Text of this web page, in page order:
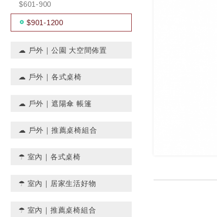
$601-900
$901-1200
☁ 戶外｜公園 大空間佈置
☁ 戶外｜各式桌椅
☁ 戶外｜遮陽傘 帳篷
☁ 戶外｜推薦桌椅組合
☂ 室內｜各式桌椅
☂ 室內｜居家生活好物
☂ 室內｜推薦桌椅組合